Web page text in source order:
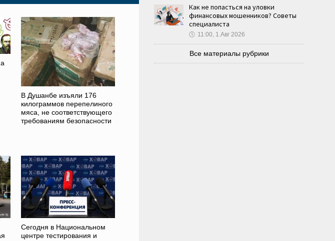
В Душанбе изъяли 176
килограммов перепелиного
мяса, не соответствующего
требованиям безопасности
Сегодня в Национальном
центре тестирования и
Как не попасться на уловки
финансовых мошенников? Советы
специалиста
🕔 11:00, 1.Авг 2026
Все материалы рубрики